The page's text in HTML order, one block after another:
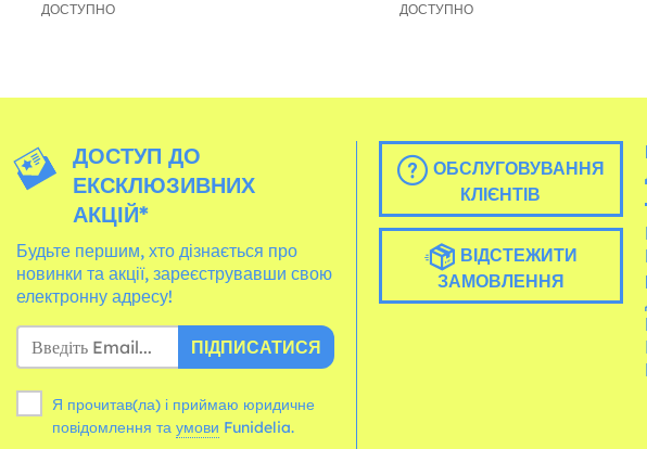
ДОСТУПНО ДОСТУПНО
ДОСТУП ДО
ЕКСКЛЮЗИВНИХ
АКЦІЙ*
Будьте першим, хто дізнається про
новинки та акції, зареєструвавши свою
електронну адресу!
ПІДПИСАТИСЯ
Я прочитав(ла) і приймаю юридичне
повідомлення та умови Funidelia.
ОБСЛУГОВУВАННЯ
КЛІЄНТІВ
ВІДСТЕЖИТИ
ЗАМОВЛЕННЯ